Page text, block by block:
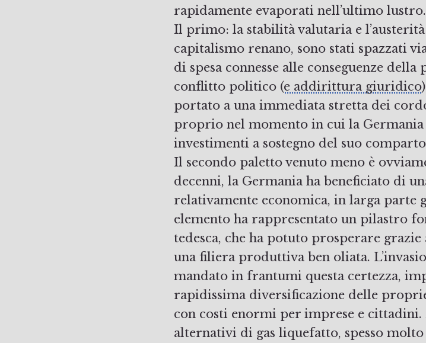
rapidamente evaporati nell’ultimo lustro.
Il primo: la stabilità valutaria e
capitalismo renano, sono stati spazzati
di spesa connesse alle conseguenze
conflitto politico (e addirittura giuridico
portato a una immediata stretta dei
proprio nel momento in cui la
investimenti a sostegno del suo
Il secondo paletto venuto meno è
decenni, la Germania ha beneficiato di
relativamente economica, in larga parte
elemento ha rappresentato un pilastro
tedesca, che ha potuto prosperare
una filiera produttiva ben oliata.
mandato in frantumi questa certezza,
rapidissima diversificazione delle
con costi enormi per imprese e
alternativi di gas liquefatto, spesso